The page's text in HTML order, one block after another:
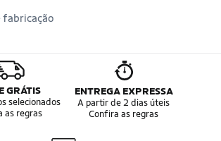
fabricação
GRÁTIS
selecionados
as regras
ENTREGA EXPRESSA
A partir de 2 dias úteis
Confira as regras